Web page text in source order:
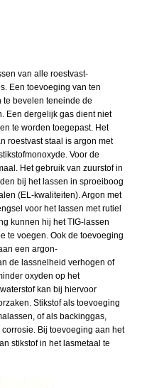
van alle roestvast-
Een toevoeging van ten
te bevelen teneinde de
Een dergelijk gas dient niet
te worden toegepast. Het
roestvast staal is argon met
Voor de
Het gebruik van zuurstof in
bij het lassen in sproeiboog
(EL-kwaliteiten). Argon met
voor het lassen met rutiel
kunnen hij het TIG-lassen
te voegen. Ook de toevoeging
een argon-
de lassnelheid verhogen of
oxyden op het
kan bij hiervoor
Stikstof als toevoeging
of als backinggas,
Bij toevoeging aan het
stikstof in het lasmetaal te